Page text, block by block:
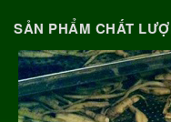
SẢN PHẨM CHẤT